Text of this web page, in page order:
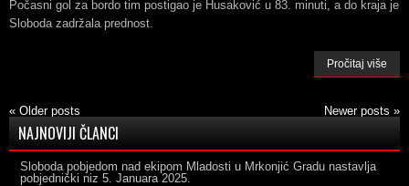
Počasni gol za bordo tim postigao je Husaković u 83. minuti, a do kraja je
Sloboda zadržala prednost.
Pročitaj više
« Older posts Newer posts »
NAJNOVIJI ČLANCI
Sloboda pobjedom nad ekipom Mladosti u Mrkonjić Gradu nastavlja
pobjednički niz 5. Januara 2025.